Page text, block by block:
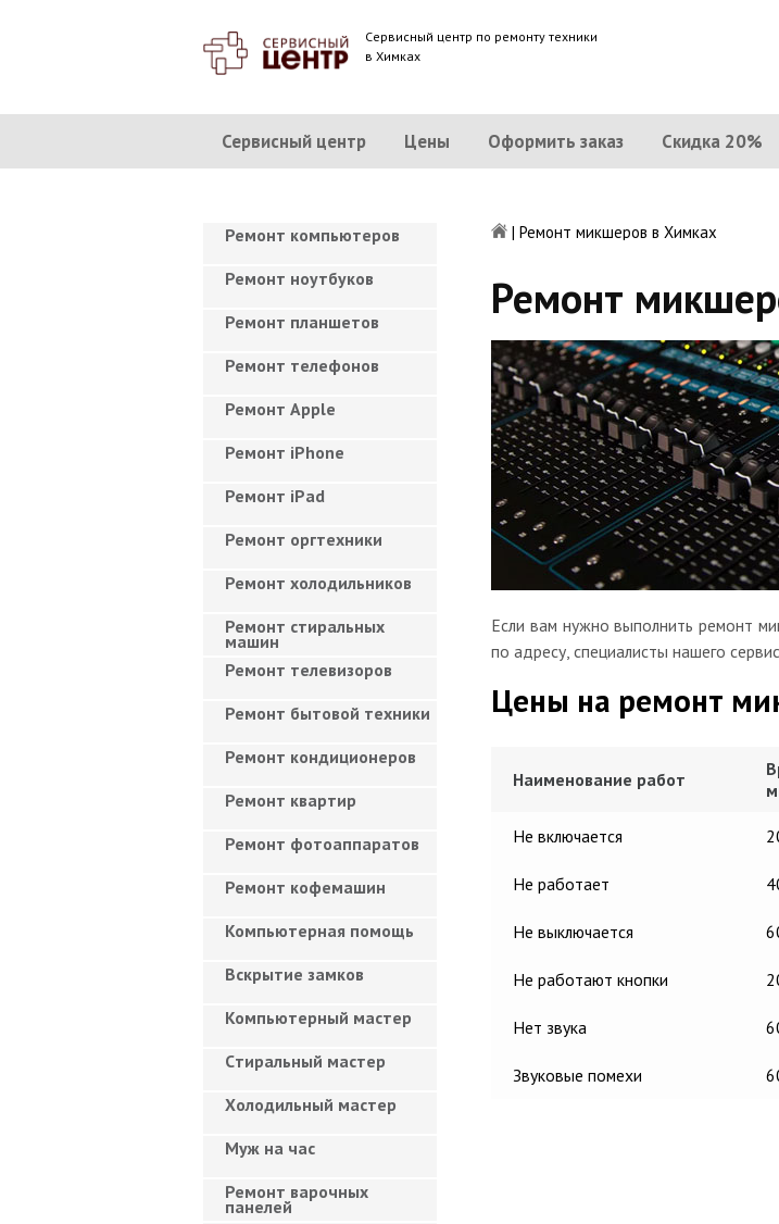
Сервисный центр по ремонту техники
в Химках
Сервисный центр Цены Оформить заказ Скидка 20%
| Ремонт микшеров в Химках
Ремонт
Если вам нужно выполнить ремонт
по адресу, специалисты нашего
Цены на ремонт
Наименование работ
Не включается
Не работает
Не выключается
Не работают кнопки
Нет звука
Звуковые помехи
Ремонт компьютеров
Ремонт ноутбуков
Ремонт планшетов
Ремонт телефонов
Ремонт Apple
Ремонт iPhone
Ремонт iPad
Ремонт оргтехники
Ремонт холодильников
Ремонт стиральных
машин
Ремонт телевизоров
Ремонт бытовой техники
Ремонт кондиционеров
Ремонт квартир
Ремонт фотоаппаратов
Ремонт кофемашин
Компьютерная помощь
Вскрытие замков
Компьютерный мастер
Cтиральный мастер
Холодильный мастер
Муж на час
Ремонт варочных
панелей